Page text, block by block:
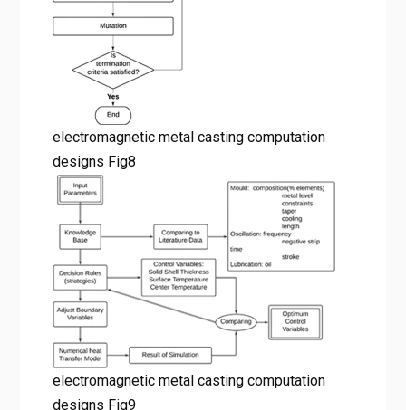
electromagnetic metal casting computation
designs Fig8
electromagnetic metal casting computation
designs Fig9